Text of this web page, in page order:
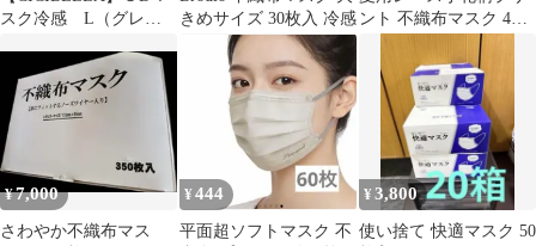
スク冷感 L（グレー
きめサイズ 30枚入 冷感 ント 不織布マスク 4色
¥7,000
さわやか不織布マス
¥ 444
平面超ソフトマスク 不
¥3,800
使い捨て 快適マスク 50